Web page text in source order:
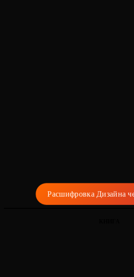
Расшифровка Дизайна